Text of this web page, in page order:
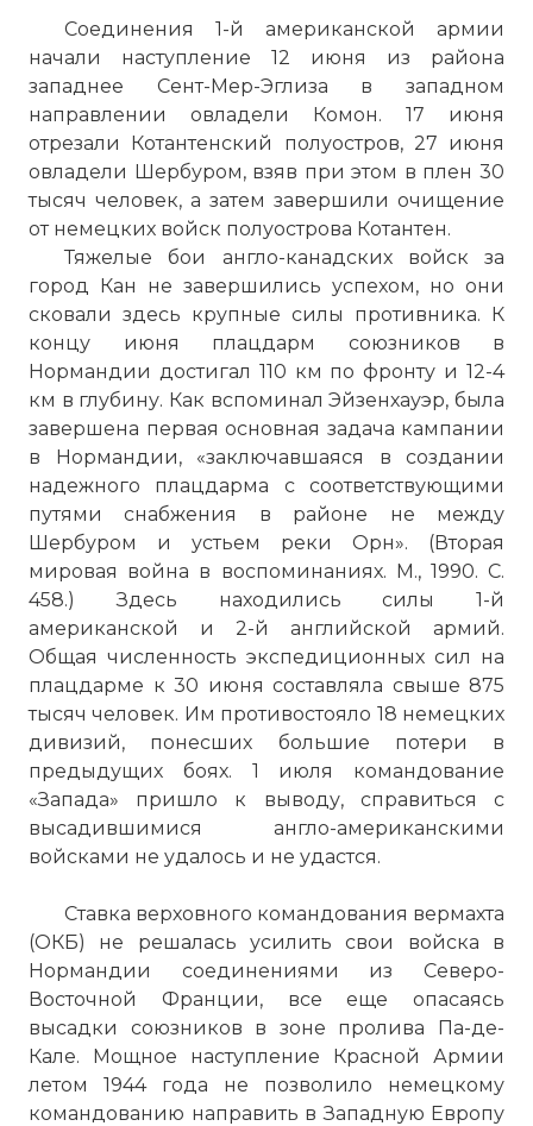
Соединения 1-й американской армии
начали наступление 12 июня из района
западнее Сент-Мер-Эглиза в западном
направлении овладели Комон. 17 июня
отрезали Котантенский полуостров, 27 июня
овладели Шербуром, взяв при этом в плен 30
тысяч человек, а затем завершили очищение
от немецких войск полуострова Котантен.
Тяжелые бои англо-канадских войск за
город Кан не завершились успехом, но они
сковали здесь крупные силы противника. К
концу июня плацдарм союзников в
Нормандии достигал 110 км по фронту и 12-4
км в глубину. Как вспоминал Эйзенхауэр, была
завершена первая основная задача кампании
в Нормандии, «заключавшаяся в создании
надежного плацдарма с соответствующими
путями снабжения в районе не между
Шербуром и устьем реки Орн». (Вторая
мировая война в воспоминаниях. М., 1990. С.
458.) Здесь находились силы 1-й
американской и 2-й английской армий.
Общая численность экспедиционных сил на
плацдарме к 30 июня составляла свыше 875
тысяч человек. Им противостояло 18 немецких
дивизий, понесших большие потери в
предыдущих боях. 1 июля командование
«Запада» пришло к выводу, справиться с
высадившимися англо-американскими
войсками не удалось и не удастся.
Ставка верховного командования вермахта
(ОКБ) не решалась усилить свои войска в
Нормандии соединениями из Северо-
Восточной Франции, все еще опасаясь
высадки союзников в зоне пролива Па-де-
Кале. Мощное наступление Красной Армии
летом 1944 года не позволило немецкому
командованию направить в Западную Европу